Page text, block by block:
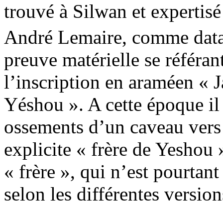
trouvé à Silwan et
André Lemaire, comme
preuve matérielle se
l’inscription en araméen «
Yéshou ». A cette époque
ossements d’un caveau
explicite « frère de Yeshou
« frère », qui n’est
selon les différentes